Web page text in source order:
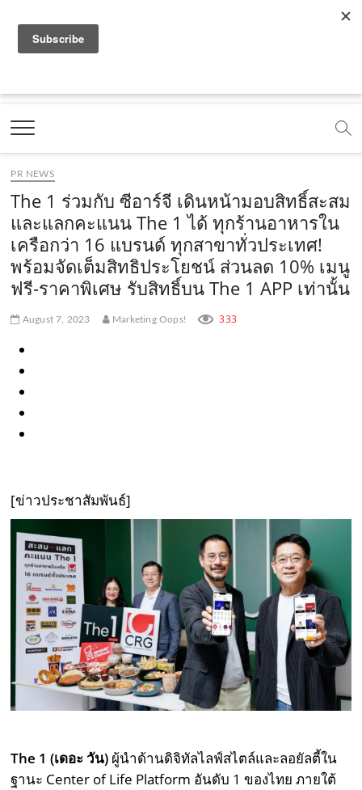
a
e
b
o
o
k
.
c
o
m
o
t
b
.
c
o
m
.
o
e
m
t
g
a
m
.
c
o
t
k
c
o
m
Marketing Oops!
DIGITAL | CREATIVE | ADVERTISING | CAMPAIGN |
PR NEWS
The 1 ร่วมกับ ซีอาร์จี เดินหน้ามอบสิทธิ์สะสม
และแลกคะแนน The 1 ได้ ทุกร้านอาหารใน
เครือกว่า 16 แบรนด์ ทุกสาขาทั่วประเทศ!
พร้อมจัดเต็มสิทธิประโยชน์ ส่วนลด 10% เมนู
ฟรี-ราคาพิเศษ รับสิทธิ์บน The 1 APP เท่านั้น
August 7, 2023 Marketing Oops! 333
[ข่าวประชาสัมพันธ์]
The 1 (เดอะ วัน) ผู้นำด้านดิจิทัลไลฟ์สไตล์และลอยัลตี้ใน
ฐานะ Center of Life Platform อันดับ 1 ของไทย ภายใต้